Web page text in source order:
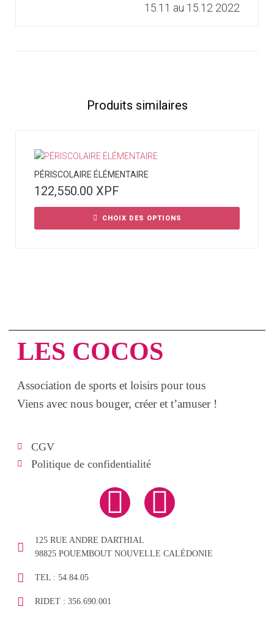
15.11 au 15.12 2022
Produits similaires
PÉRISCOLAIRE ÉLÉMENTAIRE
122,550.00 XPF
CHOIX DES OPTIONS
LES COCOS
Association de sports et loisirs pour tous
Viens avec nous bouger, créer et t’amuser !
CGV
Politique de confidentialité
125 RUE ANDRE DARTHIAL
98825 POUEMBOUT NOUVELLE CALÉDONIE
TEL : 54.84.05
RIDET : 356.690.001